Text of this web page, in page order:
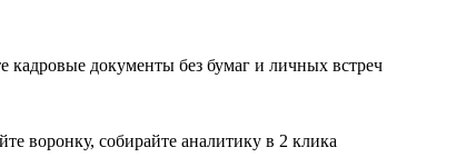
кадровые документы без бумаг и личных встреч
воронку, собирайте аналитику в 2 клика